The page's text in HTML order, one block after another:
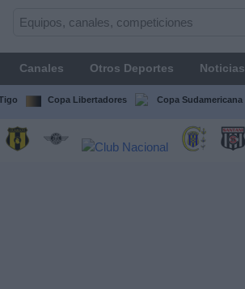
Canales Otros Deportes Noticias
Copa Libertadores Copa Sudamericana